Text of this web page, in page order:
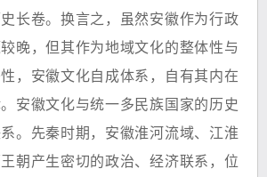
长卷。换言之，虽然安徽作为行政
晚，但其作为地域文化的整体性与
，安徽文化自成体系，自有其内在
安徽文化与统一多民族国家的历史
。先秦时期，安徽淮河流域、江淮
朝产生密切的政治、经济联系，位